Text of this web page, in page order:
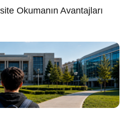
Okumanın Avantajları